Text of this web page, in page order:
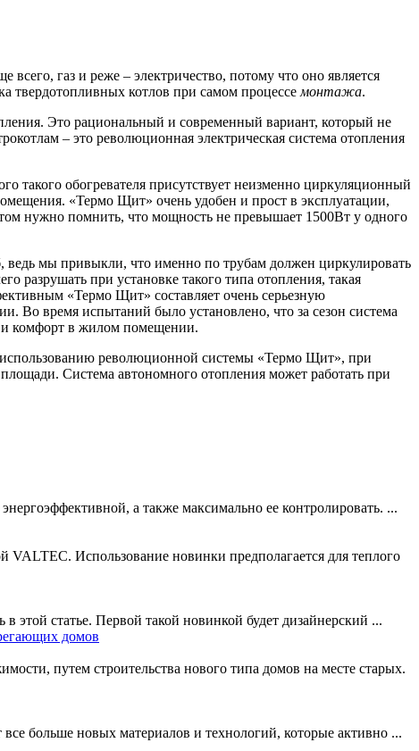
газ и реже – электричество, потому что оно является
твердотопливных котлов при самом процессе монтажа.
Это рациональный и современный вариант, который не
– это революционная электрическая система отопления
такого обогревателя присутствует неизменно циркуляционный
«Термо Щит» очень удобен и прост в эксплуатации,
нужно помнить, что мощность не превышает 1500Вт у одного
ведь мы привыкли, что именно по трубам должен циркулировать
разрушать при установке такого типа отопления, такая
«Термо Щит» составляет очень серьезную
Во время испытаний было установлено, что за сезон система
и комфорт в жилом помещении.
использованию революционной системы «Термо Щит», при
Система автономного отопления может работать при
а также максимально ее контролировать. ...
Использование новинки предполагается для теплого
статье. Первой такой новинкой будет дизайнерский ...
домов
путем строительства нового типа домов на месте старых.
больше новых материалов и технологий, которые активно ...